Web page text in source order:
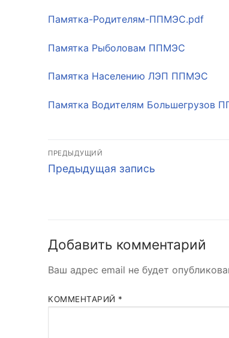
Памятка-Родителям-ППМЭС.pdf
Памятка Рыболовам ППМЭС
Памятка Населению ЛЭП ППМЭС
Памятка Водителям Большегрузов
Навигация
по
ПРЕДЫДУЩИЙ
Предыдущая
Предыдущая запись
Добавить комментарий
Ваш адрес email не будет
КОММЕНТАРИЙ *